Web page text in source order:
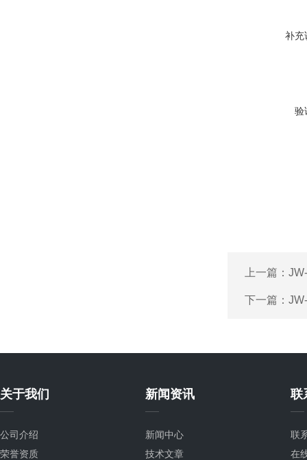
补充
验
上一篇：
下一篇：
关于我们
公司介绍
荣誉资质
新闻资讯
新闻中心
技术文章
联
联
在